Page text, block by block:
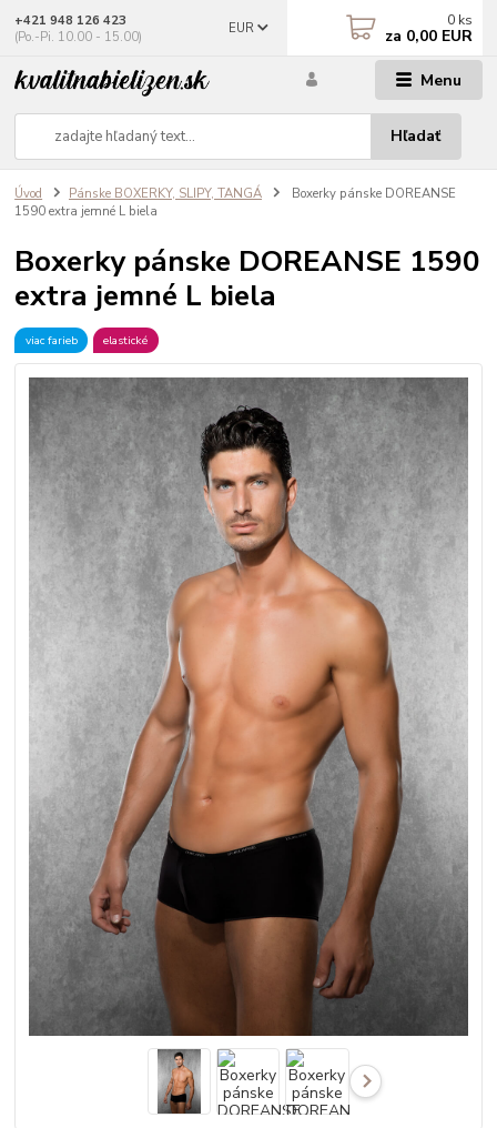
Menu
EUR
Hľadať
+421 948 126 423
(Po.-Pi. 10.00 - 15.00)
0 ks
za 0,00 EUR
Úvod Pánske BOXERKY, SLIPY, TANGÁ
Boxerky pánske DOREANSE
1590 extra jemné L biela
Boxerky pánske DOREANSE 1590
extra jemné L biela
viac farieb elastické